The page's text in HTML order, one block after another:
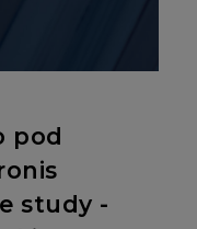
pod
study -